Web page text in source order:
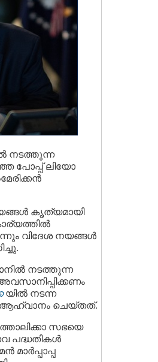
നടത്തുന്ന
പോപ്പ് ലിയോ
കൃത്യമായി
വിദേശ നയങ്ങൾ
നടത്തുന്ന
യിൽ നടന്ന
ചെയ്തത്.
സഭയെ
പദ്ധതികൾ